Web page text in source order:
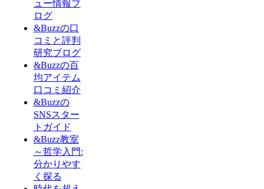
ュー情報ブ
ログ
&Buzzの口
コミと評判
研究ブログ
&Buzzの百
均アイテム
口コミ紹介
&Buzzの
SNSスター
トガイド
&Buzz教室
～哲学入門:
分かりやす
く探る